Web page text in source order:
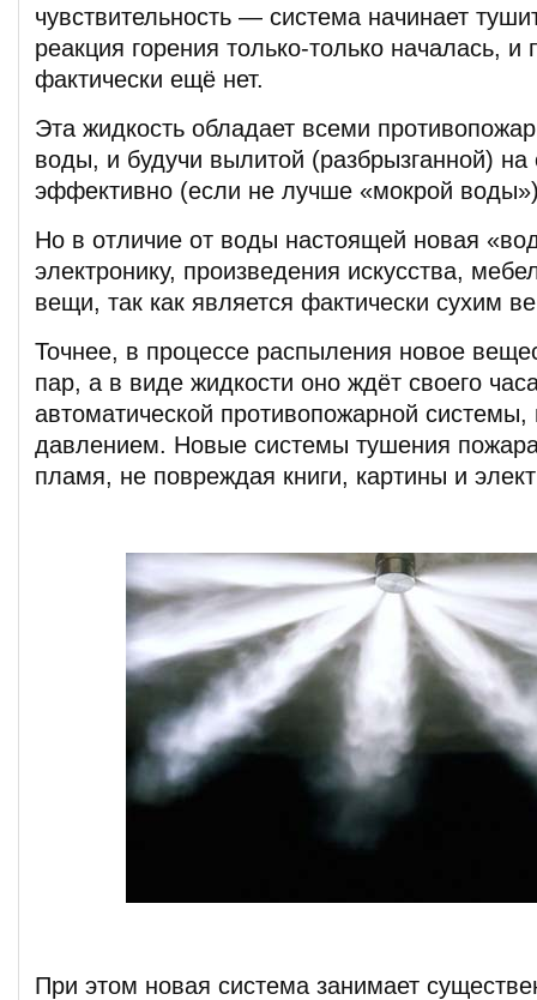
чувствительность — система начинает
реакция горения только-только началась, и
фактически ещё нет.
Эта жидкость обладает всеми
воды, и будучи вылитой (разбрызганной) на
эффективно (если не лучше «мокрой
Но в отличие от воды настоящей новая
электронику, произведения искусства,
вещи, так как является фактически сухим
Точнее, в процессе распыления новое
пар, а в виде жидкости оно ждёт своего
автоматической противопожарной системы,
давлением. Новые системы тушения
пламя, не повреждая книги, картины и
При этом новая система занимает